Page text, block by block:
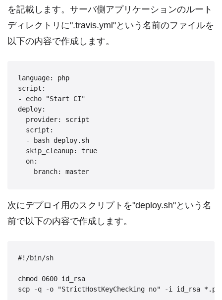
を記載します。サーバ側アプリケーションのルート
ディレクトリに".travis.yml"という名前のファイルを
以下の内容で作成します。
language: php
script:
- echo "Start CI"
deploy:
  provider: script
  script:
  - bash deploy.sh
  skip_cleanup: true
  on:
    branch: master
次にデプロイ用のスクリプトを"deploy.sh"という名
前で以下の内容で作成します。
#!/bin/sh
chmod 0600 id_rsa
scp -q -o "StrictHostKeyChecking no" -i id_rsa *.php